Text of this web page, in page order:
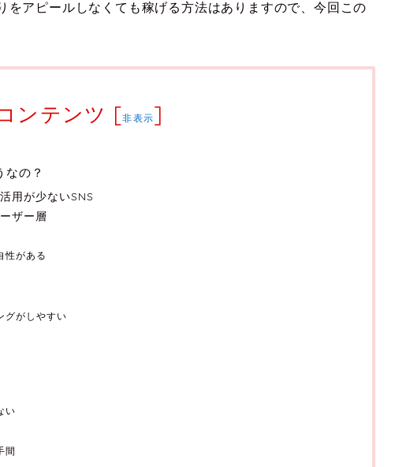
をアピールしなくても稼げる方法はありますので、今回この
ンテンツ [非表示]
なの？
用が少ないSNS
ザー層
性がある
グがしやすい
い
間